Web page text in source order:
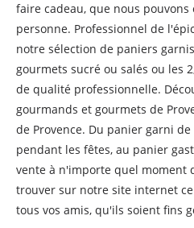
faire cadeau, que nous
personne. Professionnel de
notre sélection de paniers
gourmets sucré ou salés ou les
de qualité professionnelle.
gourmands et gourmets de
de Provence. Du panier garni
pendant les fêtes, au panier
vente à n'importe quel moment
trouver sur notre site internet
tous vos amis, qu'ils soient fins